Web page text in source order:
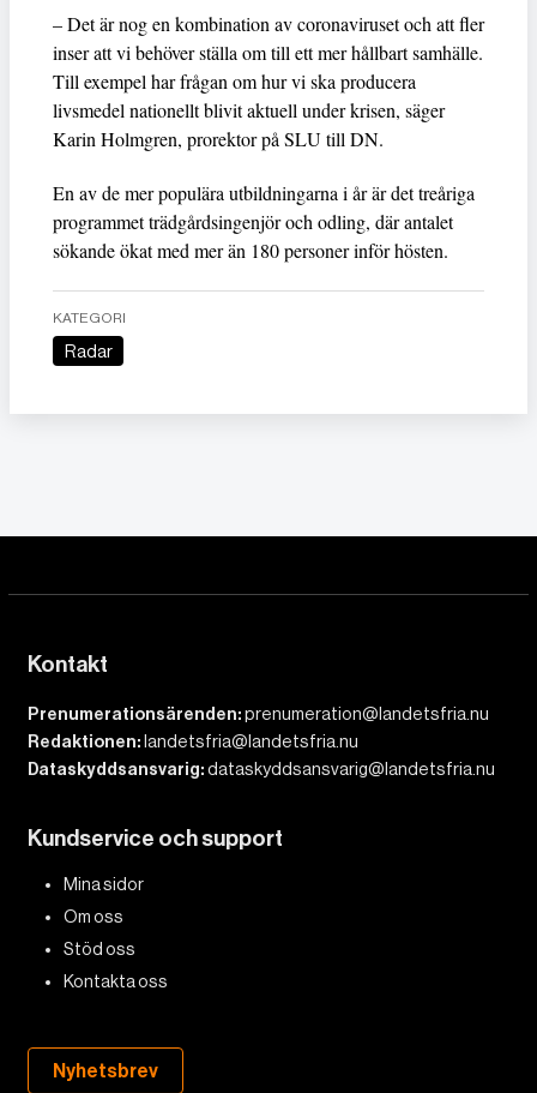
– Det är nog en kombination av coronaviruset och att fler
inser att vi behöver ställa om till ett mer hållbart samhälle.
Till exempel har frågan om hur vi ska producera
livsmedel nationellt blivit aktuell under krisen, säger
Karin Holmgren, prorektor på SLU till DN.
En av de mer populära utbildningarna i år är det treåriga
programmet trädgårdsingenjör och odling, där antalet
sökande ökat med mer än 180 personer inför hösten.
KATEGORI
Radar
Kontakt
Prenumerationsärenden:prenumeration@landetsfria.nu
Redaktionen: landetsfria@landetsfria.nu
Dataskyddsansvarig:dataskyddsansvarig@landetsfria.nu
Kundservice och support
Mina sidor
Om oss
Stöd oss
Kontakta oss
Nyhetsbrev